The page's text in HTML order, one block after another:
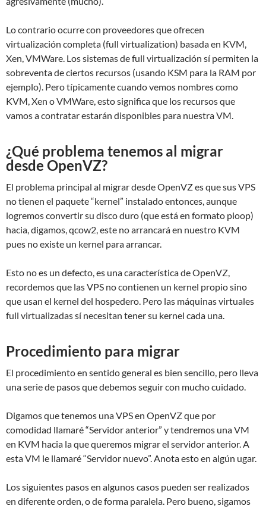
Lo contrario ocurre con proveedores que ofrecen
virtualización completa (full virtualization) basada en KVM,
Xen, VMWare. Los sistemas de full virtualización sí permiten la
sobreventa de ciertos recursos (usando KSM para la RAM por
ejemplo). Pero típicamente cuando vemos nombres como
KVM, Xen o VMWare, esto significa que los recursos que
vamos a contratar estarán disponibles para nuestra VM.
¿Qué problema tenemos al migrar
desde OpenVZ?
El problema principal al migrar desde OpenVZ es que sus VPS
no tienen el paquete “kernel” instalado entonces, aunque
logremos convertir su disco duro (que está en formato ploop)
hacia, digamos, qcow2, este no arrancará en nuestro KVM
pues no existe un kernel para arrancar.
Esto no es un defecto, es una característica de OpenVZ,
recordemos que las VPS no contienen un kernel propio sino
que usan el kernel del hospedero. Pero las máquinas virtuales
full virtualizadas sí necesitan tener su kernel cada una.
Procedimiento para migrar
El procedimiento en sentido general es bien sencillo, pero lleva
una serie de pasos que debemos seguir con mucho cuidado.
Digamos que tenemos una VPS en OpenVZ que por
comodidad llamaré “Servidor anterior” y tendremos una VM
en KVM hacia la que queremos migrar el servidor anterior. A
esta VM le llamaré “Servidor nuevo”. Anota esto en algún ugar.
Los siguientes pasos en algunos casos pueden ser realizados
en diferente orden, o de forma paralela. Pero bueno, sigamos